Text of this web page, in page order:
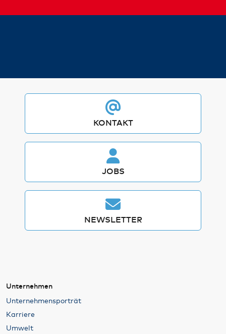
KONTAKT
JOBS
NEWSLETTER
Unternehmen
Unternehmensporträt
Karriere
Umwelt